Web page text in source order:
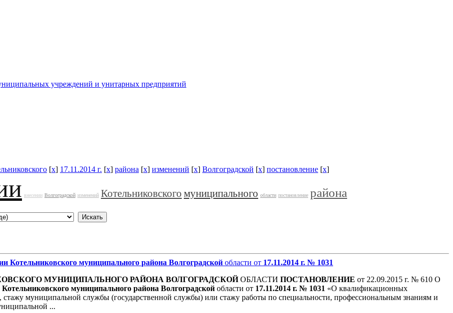
учреждений и унитарных предприятий
[x] 17.11.2014 г. [x] района [x] изменений [x] Волгоградской [x] постановление [x]
внесении Волгоградской изменений Котельниковского муниципального области постановление района
Котельниковского муниципального района Волгоградской области от 17.11.2014 г. № 1031
МУНИЦИПАЛЬНОГО РАЙОНА ВОЛГОГРАДСКОЙОБЛАСТИ ПОСТАНОВЛЕНИЕ от 22.09.2015 г. № 610 О
Котельниковского муниципального района Волгоградской области от 17.11.2014 г. № 1031 «О квалификационных
стажу муниципальной службы (государственной службы) или стажу работы по специальности, профессиональным знаниям и
...